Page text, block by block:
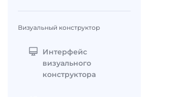
Визуальный конструктор
Интерфейс
визуального
конструктора